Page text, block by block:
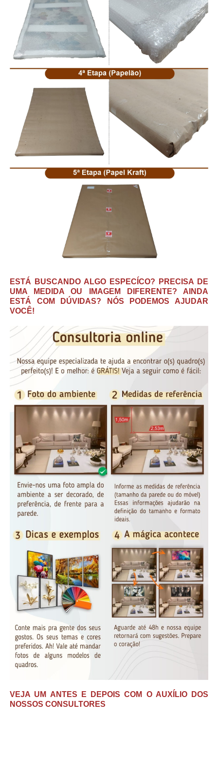
ESTÁ BUSCANDO ALGO ESPECÍCO? PRECISA DE
UMA MEDIDA OU IMAGEM DIFERENTE? AINDA
ESTÁ COM DÚVIDAS? NÓS PODEMOS AJUDAR
VOCÊ!
VEJA UM ANTES E DEPOIS COM O AUXÍLIO DOS
NOSSOS CONSULTORES